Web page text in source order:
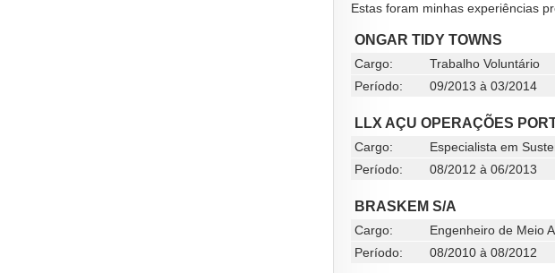
Estas foram minhas experiências
ONGAR TIDY TOWNS
Cargo:
Trabalho Voluntário
Período:
09/2013 à 03/2014
LLX AÇU OPERAÇÕES
Cargo:
Especialista em
Período:
08/2012 à 06/2013
BRASKEM S/A
Cargo:
Engenheiro de Meio
Período:
08/2010 à 08/2012